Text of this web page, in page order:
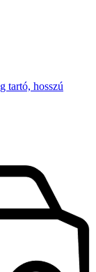
tartó, hosszú